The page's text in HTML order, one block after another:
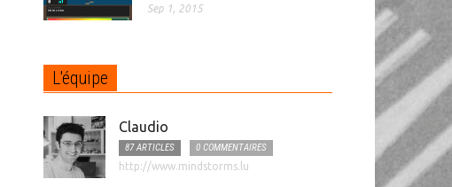
Sep 1, 2015
L'équipe
Claudio
87 ARTICLES
0 COMMENTAIRES
http://www.mindstorms.lu